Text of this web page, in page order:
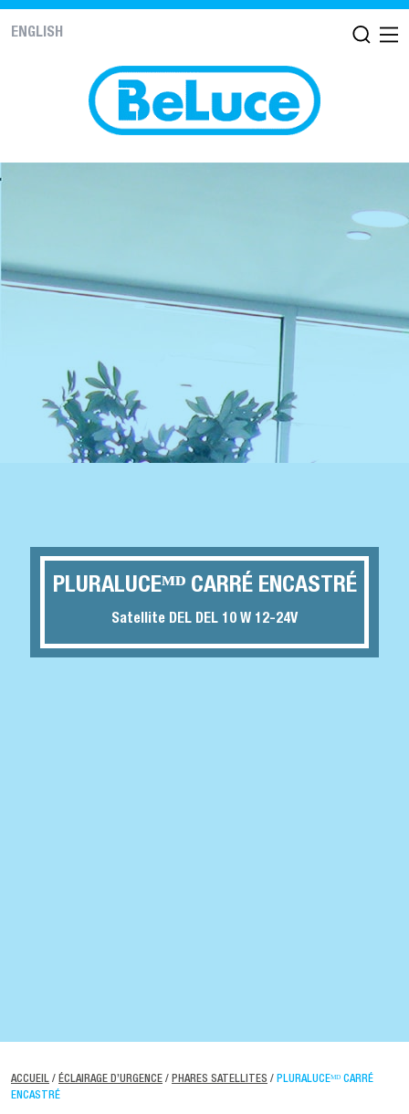
ENGLISH
PLURALUCEᴹᴰ CARRÉ ENCASTRÉ
Satellite DEL DEL 10 W 12-24V
ACCUEIL / ÉCLAIRAGE D’URGENCE / PHARES SATELLITES / PLURALUCEᴹᴰ CARRÉ
ENCASTRÉ